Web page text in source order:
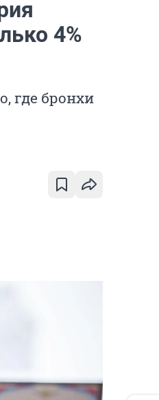
4%
где бронхи